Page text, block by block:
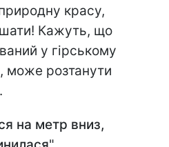
красу,
Кажуть, що
у гірському
може розтанути
на метр вниз,